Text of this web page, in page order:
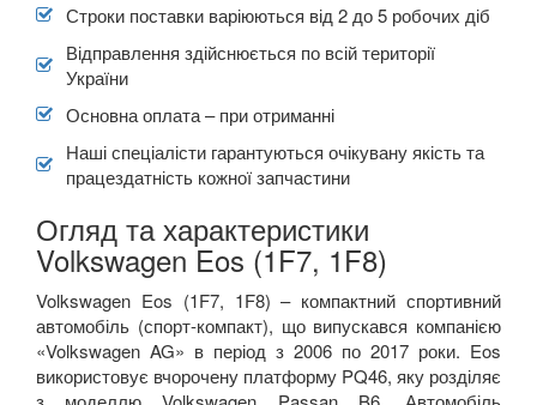
Строки поставки варіюються від 2 до 5 робочих діб
Відправлення здійснюється по всій території
України
Основна оплата – при отриманні
Наші спеціалісти гарантуються очікувану якість та
працездатність кожної запчастини
Огляд та характеристики
Volkswagen Eos (1F7, 1F8)
Volkswagen Eos (1F7, 1F8) – компактний спортивний
автомобіль (спорт-компакт), що випускався компанією
«Volkswagen AG» в період з 2006 по 2017 роки. Eos
використовує вчорочену платформу PQ46, яку розділяє